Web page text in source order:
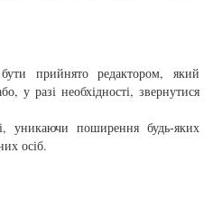
прийнято редактором, який
у разі необхідності, звернутися
уникаючи поширення будь-яких
осіб.